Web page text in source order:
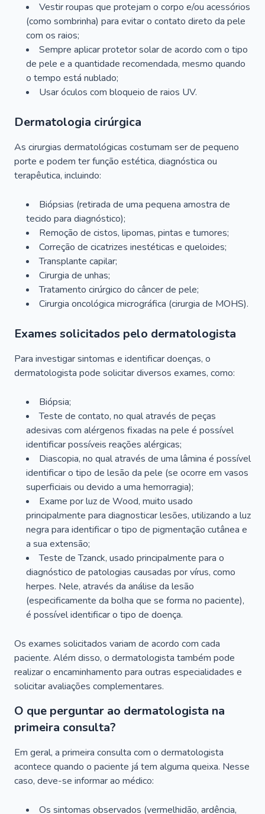
Vestir roupas que protejam o corpo e/ou acessórios
(como sombrinha) para evitar o contato direto da pele
com os raios;
Sempre aplicar protetor solar de acordo com o tipo
de pele e a quantidade recomendada, mesmo quando
o tempo está nublado;
Usar óculos com bloqueio de raios UV.
Dermatologia cirúrgica
As cirurgias dermatológicas costumam ser de pequeno
porte e podem ter função estética, diagnóstica ou
terapêutica, incluindo:
Biópsias (retirada de uma pequena amostra de
tecido para diagnóstico);
Remoção de cistos, lipomas, pintas e tumores;
Correção de cicatrizes inestéticas e queloides;
Transplante capilar;
Cirurgia de unhas;
Tratamento cirúrgico do câncer de pele;
Cirurgia oncológica micrográfica (cirurgia de MOHS).
Exames solicitados pelo dermatologista
Para investigar sintomas e identificar doenças, o
dermatologista pode solicitar diversos exames, como:
Biópsia;
Teste de contato, no qual através de peças
adesivas com alérgenos fixadas na pele é possível
identificar possíveis reações alérgicas;
Diascopia, no qual através de uma lâmina é possível
identificar o tipo de lesão da pele (se ocorre em vasos
superficiais ou devido a uma hemorragia);
Exame por luz de Wood, muito usado
principalmente para diagnosticar lesões, utilizando a luz
negra para identificar o tipo de pigmentação cutânea e
a sua extensão;
Teste de Tzanck, usado principalmente para o
diagnóstico de patologias causadas por vírus, como
herpes. Nele, através da análise da lesão
(especificamente da bolha que se forma no paciente),
é possível identificar o tipo de doença.
Os exames solicitados variam de acordo com cada
paciente. Além disso, o dermatologista também pode
realizar o encaminhamento para outras especialidades e
solicitar avaliações complementares.
O que perguntar ao dermatologista na
primeira consulta?
Em geral, a primeira consulta com o dermatologista
acontece quando o paciente já tem alguma queixa. Nesse
caso, deve-se informar ao médico:
Os sintomas observados (vermelhidão, ardência,